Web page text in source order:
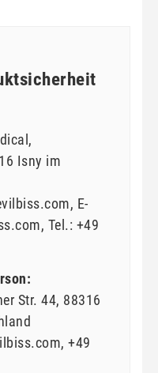
Isny im
E-
Tel.: +49
Str. 44 88316
+49